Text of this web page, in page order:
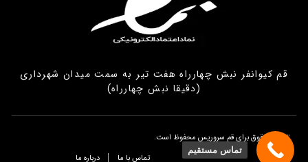
قم کیوانفر نبش چهارراه هفت تیر به سمت میدان شهرداری
(دقیقا نبش چهارراه)
تمامی حقوق برای قم سروریس محفوظ است.
تماس با ما
درباره ما
تماس مستقیم